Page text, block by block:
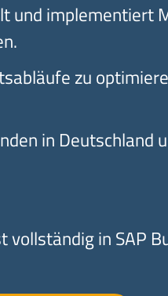
und implementiert
zu
in
in SAP